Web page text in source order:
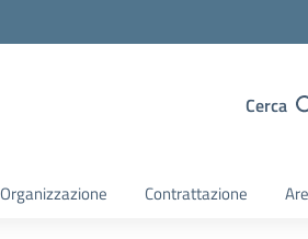
Cerca
Organizzazione Contrattazione